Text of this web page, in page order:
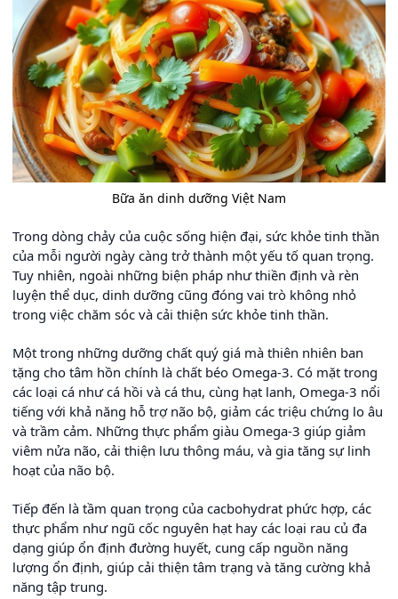
Bữa ăn dinh dưỡng Việt Nam
Trong dòng chảy của cuộc sống hiện đại, sức khỏe tinh thần
của mỗi người ngày càng trở thành một yếu tố quan trọng.
Tuy nhiên, ngoài những biện pháp như thiền định và rèn
luyện thể dục, dinh dưỡng cũng đóng vai trò không nhỏ
trong việc chăm sóc và cải thiện sức khỏe tinh thần.
Một trong những dưỡng chất quý giá mà thiên nhiên ban
tặng cho tâm hồn chính là chất béo Omega-3. Có mặt trong
các loại cá như cá hồi và cá thu, cùng hạt lanh, Omega-3 nổi
tiếng với khả năng hỗ trợ não bộ, giảm các triệu chứng lo âu
và trầm cảm. Những thực phẩm giàu Omega-3 giúp giảm
viêm nửa não, cải thiện lưu thông máu, và gia tăng sự linh
hoạt của não bộ.
Tiếp đến là tầm quan trọng của cacbohydrat phức hợp, các
thực phẩm như ngũ cốc nguyên hạt hay các loại rau củ đa
dạng giúp ổn định đường huyết, cung cấp nguồn năng
lượng ổn định, giúp cải thiện tâm trạng và tăng cường khả
năng tập trung.